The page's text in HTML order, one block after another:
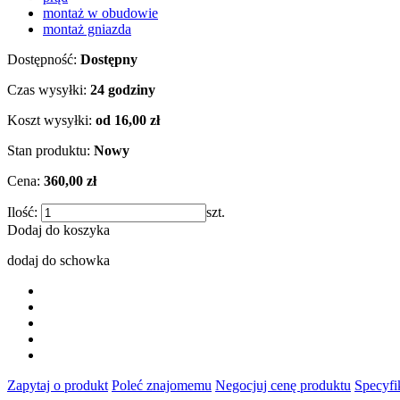
montaż w obudowie
montaż gniazda
Dostępność: Dostępny
Czas wysyłki: 24 godziny
Koszt wysyłki: od 16,00 zł
Stan produktu: Nowy
Cena: 360,00 zł
Ilość:
szt.
Dodaj do koszyka
dodaj do schowka
Zapytaj o produkt Poleć znajomemu Negocjuj cenę produktu